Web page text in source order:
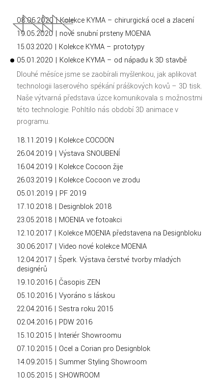
08.06.2020 | Kolekce KYMA – chirurgická ocel a zlacení
19.05.2020 | nové snubní prsteny MOENIA
15.03.2020 | Kolekce KYMA – prototypy
05.01.2020 | Kolekce KYMA – od nápadu k 3D stavbě
Dlouhé měsíce jsme se zaobírali myšlenkou, jak aplikovat
technologii laserového spékání práškových kovů – 3D tisk.
Naše výtvarná představa úzce komunikovala s možnostmi
této technologie. Pohltilo nás období 3D animace v
programu.
18.11.2019 | Kolekce COCOON
26.04.2019 | Výstava SNOUBENÍ
16.04.2019 | Kolekce Cocoon žije
26.03.2019 | Kolekce Cocoon ve zrodu
05.01.2019 | PF 2019
17.10.2018 | Designblok 2018
23.05.2018 | MOENIA ve fotoakci
12.10.2017 | Kolekce MOENIA představena na Designbloku
30.06.2017 | Video nové kolekce MOENIA
12.04.2017 | Šperk. Výstava čerstvé tvorby mladých
designérů
19.10.2016 | Časopis ZEN
05.10.2016 | Vyoráno s láskou
22.04.2016 | Sestra roku 2015
02.04.2016 | PDW 2016
15.10.2015 | Interiér Showroomu
07.10.2015 | Ocel a Corian pro Designblok
14.09.2015 | Summer Styling Showroom
10.05.2015 | SHOWROOM